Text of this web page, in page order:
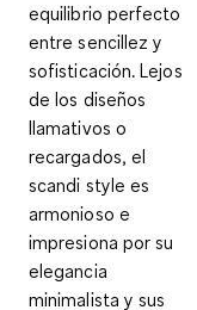
equilibrio perfecto
entre sencillez y
sofisticación. Lejos
de los diseños
llamativos o
recargados, el
scandi style es
armonioso e
impresiona por su
elegancia
minimalista y sus